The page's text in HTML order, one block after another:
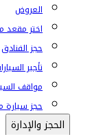
العروض
اختر مقعد
حجز الفنادق
تأجير
مواقف
حجز سيارة
الحجز والإدارة